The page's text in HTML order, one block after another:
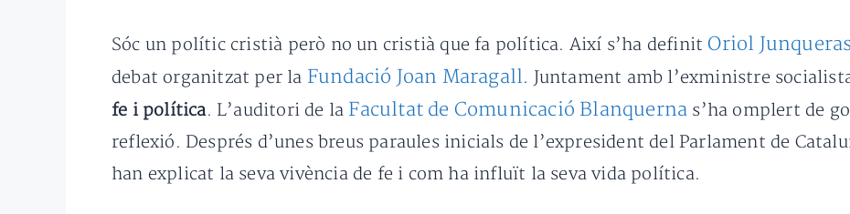
Sóc un polític cristià però no un cristià que fa política. Així s’ha definit Oriol Junqueras
debat organitzat per la Fundació Joan Maragall. Juntament amb l’exministre
fe i política. L’auditori de la Facultat de Comunicació Blanquerna s’ha omplert de
reflexió. Després d’unes breus paraules inicials de l’expresident del Parlament de
han explicat la seva vivència de fe i com ha influït la seva vida política.